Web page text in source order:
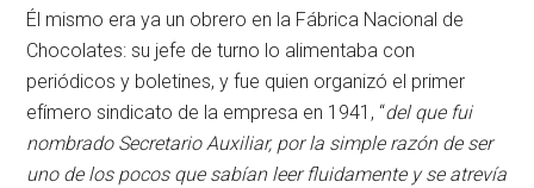
Él mismo era ya un obrero en la Fábrica Nacional de
Chocolates: su jefe de turno lo alimentaba con
periódicos y boletines, y fue quien organizó el primer
efímero sindicato de la empresa en 1941, “del que fui
nombrado Secretario Auxiliar, por la simple razón de ser
uno de los pocos que sabían leer fluidamente y se atrevía